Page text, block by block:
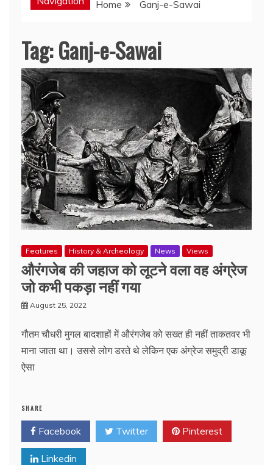
Home Ganj-e-Sawai
Tag:Ganj-e-Sawai
Features History & Archeology News Views
औरंगजेब की जहाज को लूटने वला वह अंग्रेज
जो कभी पकड़ा नहीं गया
August 25, 2022
गौतम चौधरी मुगल बादशाहों में औरंगजेब को सख्त ही नहीं ताकतवर भी
माना जाता था। उससे लोग डरते थे लेकिन एक अंग्रेज समुद्री डाकू
ऐसा
SHARE
Facebook Twitter Pinterest
Linkedin